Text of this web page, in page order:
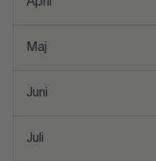
April
Maj
Juni
Juli